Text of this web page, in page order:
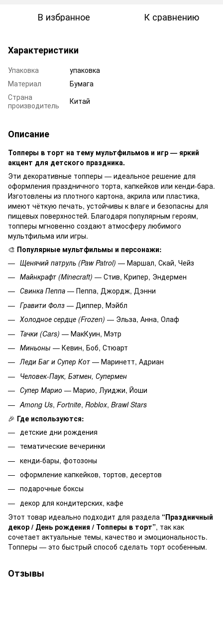
В избранное К сравнению
Характеристики
Упаковка
упаковка
Материал
Бумага
Страна
производитель
Китай
Описание
Топперы в торт на тему мультфильмов и игр — яркий
акцент для детского праздника.
Эти декоративные топперы — идеальное решение для
оформления праздничного торта, капкейков или кенди-бара.
Изготовлены из плотного картона, акрила или пластика,
имеют чёткую печать, устойчивы к влаге и безопасны для
пищевых поверхностей. Благодаря популярным героям,
топперы мгновенно создают атмосферу любимого
мультфильма или игры.
🎨 Популярные мультфильмы и персонажи:
Щенячий патруль (Paw Patrol) — Маршал, Скай, Чейз
Майнкрафт (Minecraft) — Стив, Крипер, Эндермен
Свинка Пеппа — Пеппа, Джордж, Дэнни
Гравити Фолз — Диппер, Мэйбл
Холодное сердце (Frozen) — Эльза, Анна, Олаф
Тачки (Cars) — МакКуин, Мэтр
Миньоны — Кевин, Боб, Стюарт
Леди Баг и Супер Кот — Маринетт, Адриан
Человек-Паук, Бэтмен, Супермен
Супер Марио — Марио, Луиджи, Йоши
Among Us, Fortnite, Roblox, Brawl Stars
🎉 Где используются:
детские дни рождения
тематические вечеринки
кенди-бары, фотозоны
оформление капкейков, тортов, десертов
подарочные боксы
декор для кондитерских, кафе
Этот товар идеально подходит для раздела “Праздничный
декор / День рождения / Топперы в торт”, так как
сочетает актуальные темы, качество и эмоциональность.
Топперы — это быстрый способ сделать торт особенным.
Отзывы